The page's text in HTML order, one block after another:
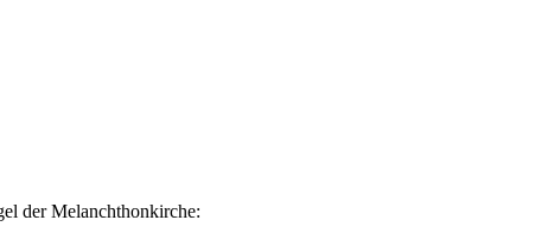
der Melanchthonkirche: